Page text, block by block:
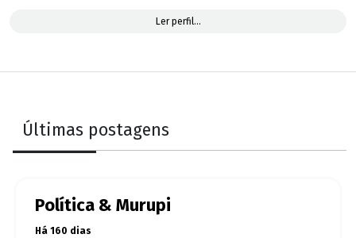
Ler perfil...
Últimas postagens
Política & Murupi
Há 160 dias